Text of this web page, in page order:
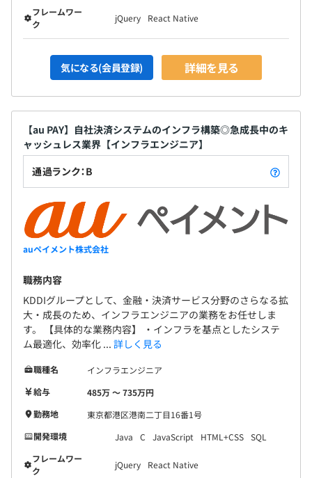
フレームワー
ク
jQuery React Native
気になる(会員登録) 詳細を見る
【au PAY】自社決済システムのインフラ構築◎急成長中のキ
ャッシュレス業界【インフラエンジニア】
通過ランク：B
auペイメント株式会社
職務内容
KDDIグループとして、金融・決済サービス分野のさらなる拡
大・成長のため、インフラエンジニアの業務をお任せしま
す。 【具体的な業務内容】 ・インフラを基点としたシステ
ム最適化、効率化 ... 詳しく見る
職種名
インフラエンジニア
給与
485万 〜 735万円
勤務地
東京都港区港南二丁目16番1号
開発環境
Java C JavaScript HTML+CSS SQL
フレームワー
ク
jQuery React Native